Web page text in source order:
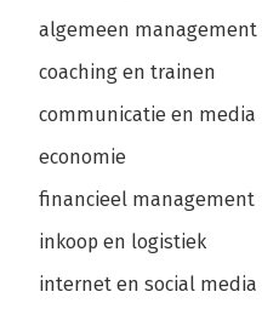
algemeen management
coaching en trainen
communicatie en media
economie
financieel management
inkoop en logistiek
internet en social media